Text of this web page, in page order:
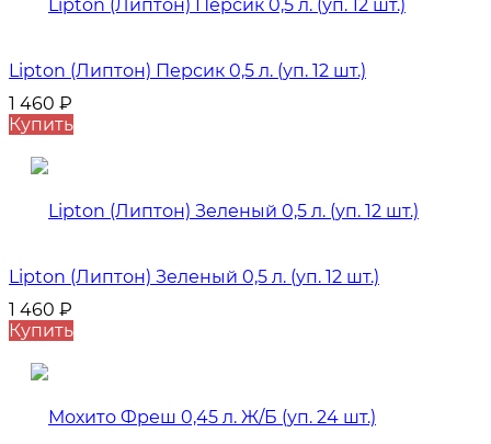
Lipton (Липтон) Персик 0,5 л. (уп. 12 шт.)
1 460 ₽
Купить
Lipton (Липтон) Зеленый 0,5 л. (уп. 12 шт.)
1 460 ₽
Купить